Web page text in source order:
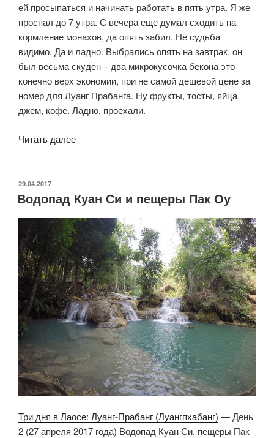
ей просыпаться и начинать работать в пять утра. Я же
проспал до 7 утра. С вечера еще думал сходить на
кормление монахов, да опять забил. Не судьба
видимо. Да и ладно. Выбрались опять на завтрак, он
был весьма скуден – два микрокусочка бекона это
конечно верх экономии, при не самой дешевой цене за
номер для Луанг Прабанга. Ну фрукты, тосты, яйца,
джем, кофе. Ладно, проехали.
Читать далее«Луанг-
Лумпур.
путешествия»
ОПУБЛИКОВАНО
29.04.2017
Водопад Куан Си и пещеры Пак Оу
Три дня в Лаосе: Луанг-Прабанг (Луангпхабанг) — День
2 (27 апреля 2017 года) Водопад Куан Си, пещеры Пак